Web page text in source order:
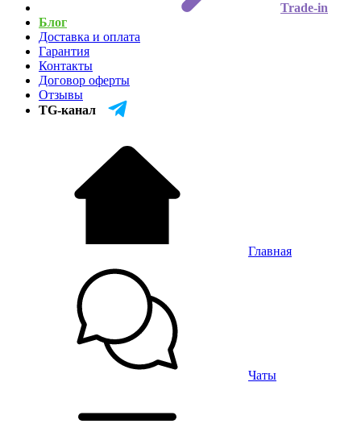
Trade-in
Блог
Доставка и оплата
Гарантия
Контакты
Договор оферты
Отзывы
TG-канал
Главная
Чаты